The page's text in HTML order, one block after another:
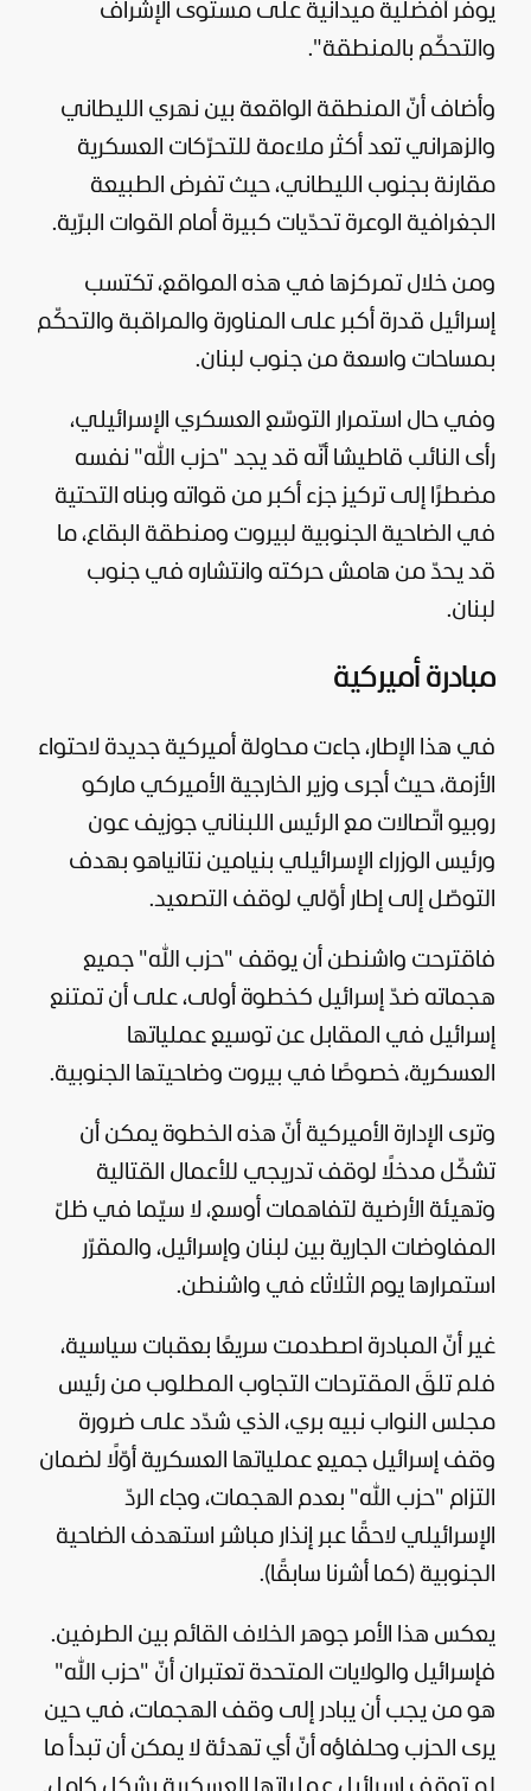
يوفّر أفضلية ميدانية على مستوى الإشراف
والتحكّم بالمنطقة".
وأضاف أنّ المنطقة الواقعة بين نهري الليطاني
والزهراني تعد أكثر ملاءمة للتحرّكات العسكرية
مقارنة بجنوب الليطاني، حيث تفرض الطبيعة
الجغرافية الوعرة تحدّيات كبيرة أمام القوات البرّية.
ومن خلال تمركزها في هذه المواقع، تكتسب
إسرائيل قدرة أكبر على المناورة والمراقبة والتحكّم
بمساحات واسعة من جنوب لبنان.
وفي حال استمرار التوسّع العسكري الإسرائيلي،
رأى النائب قاطيشا أنّه قد يجد "حزب الله" نفسه
مضطرًا إلى تركيز جزء أكبر من قواته وبناه التحتية
في الضاحية الجنوبية لبيروت ومنطقة البقاع، ما
قد يحدّ من هامش حركته وانتشاره في جنوب
لبنان.
مبادرة أميركية
في هذا الإطار، جاءت محاولة أميركية جديدة لاحتواء
الأزمة، حيث أجرى وزير الخارجية الأميركي ماركو
روبيو اتّصالات مع الرئيس اللبناني جوزيف عون
ورئيس الوزراء الإسرائيلي بنيامين نتانياهو بهدف
التوصّل إلى إطار أوّلي لوقف التصعيد.
فاقترحت واشنطن أن يوقف "حزب الله" جميع
هجماته ضدّ إسرائيل كخطوة أولى، على أن تمتنع
إسرائيل في المقابل عن توسيع عملياتها
العسكرية، خصوصًا في بيروت وضاحيتها الجنوبية.
وترى الإدارة الأميركية أنّ هذه الخطوة يمكن أن
تشكّل مدخلًا لوقف تدريجي للأعمال القتالية
وتهيئة الأرضية لتفاهمات أوسع، لا سيّما في ظلّ
المفاوضات الجارية بين لبنان وإسرائيل، والمقرّر
استمرارها يوم الثلاثاء في واشنطن.
غير أنّ المبادرة اصطدمت سريعًا بعقبات سياسية،
فلم تلقَ المقترحات التجاوب المطلوب من رئيس
مجلس النواب نبيه بري، الذي شدّد على ضرورة
وقف إسرائيل جميع عملياتها العسكرية أوّلًا لضمان
التزام "حزب الله" بعدم الهجمات، وجاء الردّ
الإسرائيلي لاحقًا عبر إنذار مباشر استهدف الضاحية
الجنوبية (كما أشرنا سابقًا).
يعكس هذا الأمر جوهر الخلاف القائم بين الطرفين.
فإسرائيل والولايات المتحدة تعتبران أنّ "حزب الله"
هو من يجب أن يبادر إلى وقف الهجمات، في حين
يرى الحزب وحلفاؤه أنّ أي تهدئة لا يمكن أن تبدأ ما